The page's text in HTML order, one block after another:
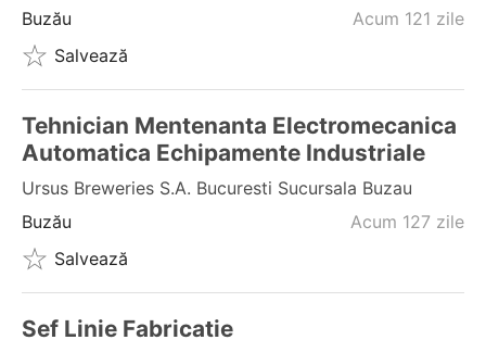
Acum 121 zile
Buzău
Salvează
Tehnician Mentenanta Electromecanica
Automatica Echipamente Industriale
Ursus Breweries S.a. Bucuresti Sucursala Buzau
Acum 127 zile
Buzău
Salvează
Sef Linie Fabricatie